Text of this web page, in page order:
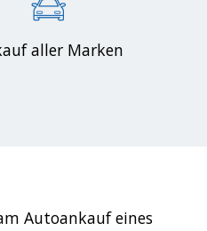
aller Marken
Autoankauf eines